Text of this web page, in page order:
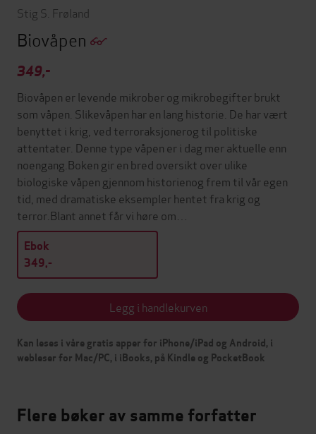
Stig S. Frøland
Biovåpen
349,-
Biovåpen er levende mikrober og mikrobegifter brukt
som våpen. Slikevåpen har en lang historie. De har vært
benyttet i krig, ved terroraksjonerog til politiske
attentater. Denne type våpen er i dag mer aktuelle enn
noengang.Boken gir en bred oversikt over ulike
biologiske våpen gjennom historienog frem til vår egen
tid, med dramatiske eksempler hentet fra krig og
terror.Blant annet får vi høre om…
Ebok
349,-
Legg i handlekurven
Kan leses i våre gratis apper for iPhone/iPad og Android, i
webleser for Mac/PC, i iBooks, på Kindle og PocketBook
Flere bøker av samme forfatter